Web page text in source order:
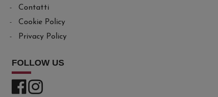
Contatti
Cookie Policy
Privacy Policy
FOLLOW US